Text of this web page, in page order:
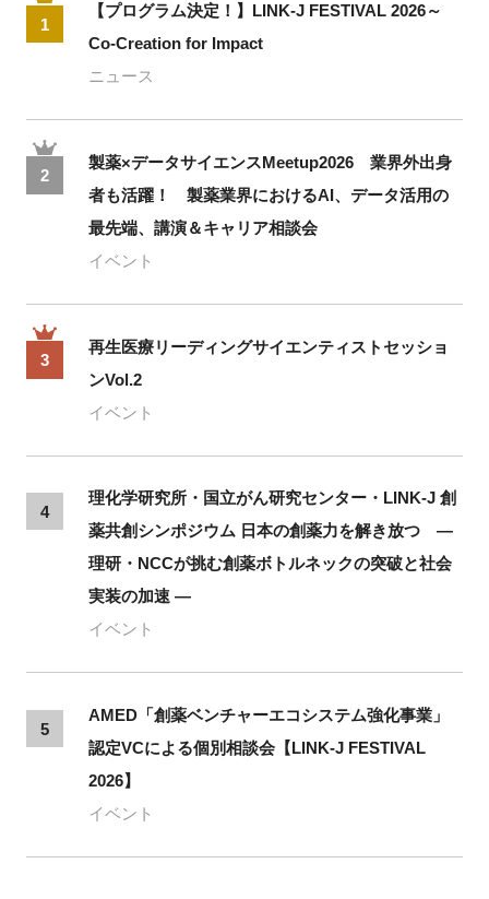
1
【プログラム決定！】LINK-J FESTIVAL 2026～
Co-Creation for Impact
ニュース
2
製薬×データサイエンスMeetup2026 業界外出身
者も活躍！ 製薬業界におけるAI、データ活用の
最先端、講演＆キャリア相談会
イベント
3
再生医療リーディングサイエンティストセッショ
ンVol.2
イベント
4
理化学研究所・国立がん研究センター・LINK-J 創
薬共創シンポジウム 日本の創薬力を解き放つ ―
理研・NCCが挑む創薬ボトルネックの突破と社会
実装の加速 ―
イベント
5
AMED「創薬ベンチャーエコシステム強化事業」
認定VCによる個別相談会【LINK-J FESTIVAL
2026】
イベント